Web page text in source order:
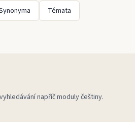
Témata
napříč moduly češtiny.